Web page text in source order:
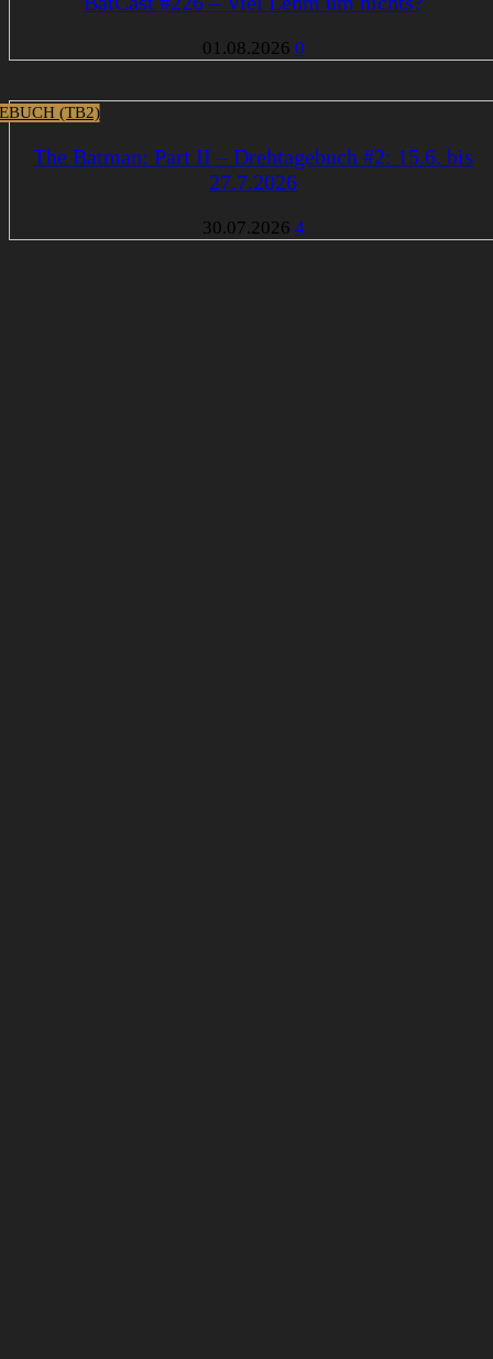
01.08.2026 0
(TB2)
The Batman: Part II – Drehtagebuch #2: 15.6. bis
27.7.2026
30.07.2026 4